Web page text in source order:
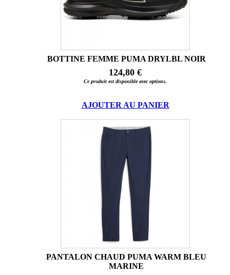
BOTTINE FEMME PUMA DRYLBL NOIR
124,80 €
Ce produit est disponible avec options.
AJOUTER AU PANIER
PANTALON CHAUD PUMA WARM BLEU
MARINE